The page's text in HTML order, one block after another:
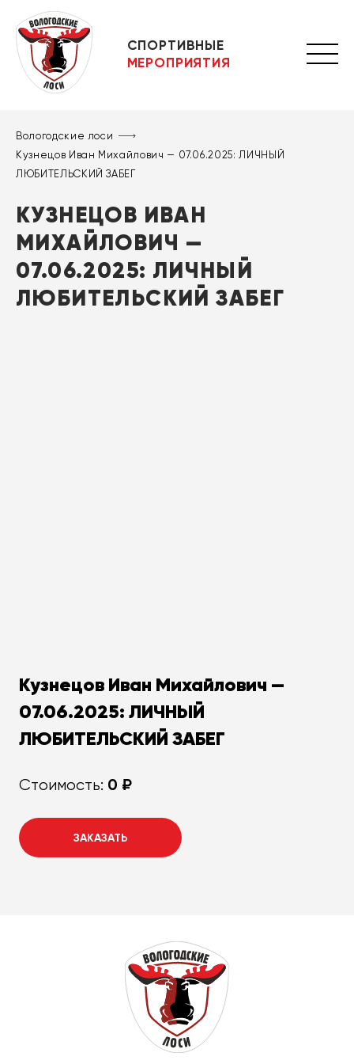
СПОРТИВНЫЕ
МЕРОПРИЯТИЯ
Вологодские лоси
Кузнецов Иван Михайлович — 07.06.2025: ЛИЧНЫЙ
ЛЮБИТЕЛЬСКИЙ ЗАБЕГ
КУЗНЕЦОВ ИВАН
МИХАЙЛОВИЧ —
07.06.2025: ЛИЧНЫЙ
ЛЮБИТЕЛЬСКИЙ ЗАБЕГ
Кузнецов Иван Михайлович —
07.06.2025: ЛИЧНЫЙ
ЛЮБИТЕЛЬСКИЙ ЗАБЕГ
Стоимость: 0 ₽
ЗАКАЗАТЬ